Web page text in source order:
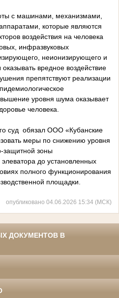
с машинами, механизмами,
которые являются
воздействия на человека
инфразвуковых
неионизирующего и
вредное воздействие
препятствуют реализации
уровня шума оказывает
человека.
суд обязал ООО «Кубанские
меры по снижению уровня
защитной зоны
до установленных
полного функционирования
площадки.
опубликовано 04.06.2026 15:34 (МСК)
ДОКУМЕНТОВ В